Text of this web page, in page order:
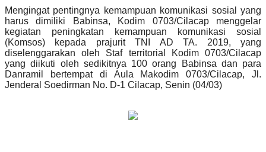
Mengingat pentingnya kemampuan komunikasi sosial yang
harus dimiliki Babinsa, Kodim 0703/Cilacap menggelar
kegiatan peningkatan kemampuan komunikasi sosial
(Komsos) kepada prajurit TNI AD TA. 2019, yang
diselenggarakan oleh Staf territorial Kodim 0703/Cilacap
yang diikuti oleh sedikitnya 100 orang Babinsa dan para
Danramil bertempat di Aula Makodim 0703/Cilacap, Jl.
Jenderal Soedirman No. D-1 Cilacap, Senin (04/03)